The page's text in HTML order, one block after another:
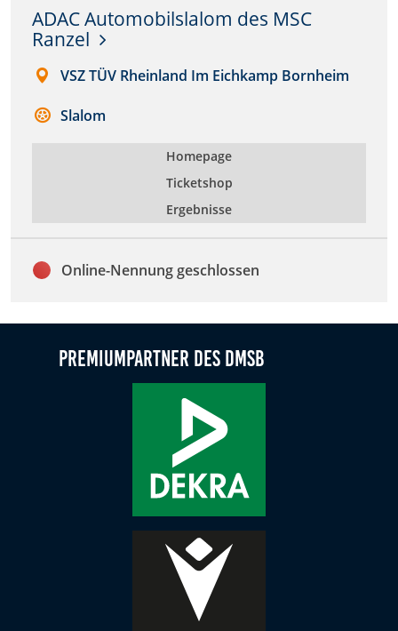
ADAC Automobilslalom des MSC
Ranzel
VSZ TÜV Rheinland Im Eichkamp Bornheim
Slalom
Homepage
Ticketshop
Ergebnisse
Online-Nennung geschlossen
Premiumpartner des DMSB
Statistiken
Cookies, die der Sammlung von Informationen und
Erstellung von Berichten über die Website-
Nutzungsstatistik dienen, ohne dass einzelne
Google LLC
Diese Cookies dienen zur Erhebung von Statistiken zur
Medien & externe Dienste
Um Inhalte von Videoplattformen und weiteren externen
Diensten anzeigen zu können, werden von diesen ggf.
Cookies gesetzt. Die Einbindung kann bei Bedarf einzeln